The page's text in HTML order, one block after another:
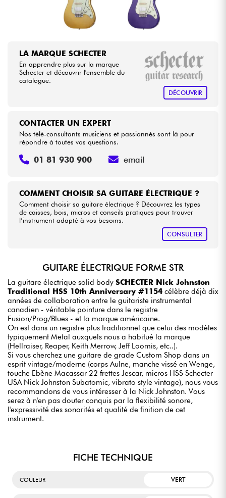
LA MARQUE SCHECTER
En apprendre plus sur la marque
Schecter et découvrir l'ensemble du
catalogue.
DÉCOUVRIR
COMMENT CHOISIR SA GUITARE ÉLECTRIQUE ?
Comment choisir sa guitare électrique ? Découvrez les types
de caisses, bois, micros et conseils pratiques pour trouver
l’instrument adapté à vos besoins.
CONSULTER
CONTACTER UN EXPERT
Nos télé-consultants musiciens et passionnés sont là pour
répondre à toutes vos questions.
01 81 930 900 email
GUITARE ÉLECTRIQUE FORME STR
La guitare électrique solid body SCHECTER Nick Johnston
Traditional HSS 10th Anniversary #1154 célèbre déjà dix
années de collaboration entre le guitariste instrumental
canadien - véritable pointure dans le registre
Fusion/Prog/Blues - et la marque américaine.
On est dans un registre plus traditionnel que celui des modèles
typiquement Metal auxquels nous a habitué la marque
(Hellraiser, Reaper, Keith Merrow, Jeff Loomis, etc..).
Si vous cherchez une guitare de grade Custom Shop dans un
esprit vintage/moderne (corps Aulne, manche vissé en Wenge,
touche Ebène Macassar 22 frettes Jescar, micros HSS Schecter
USA Nick Johnston Subatomic, vibrato style vintage), nous vous
recommandons de vous intéresser à la Nick Johnston. Vous
serez à n'en pas douter conquis par la flexibilité sonore,
l'expressivité des sonorités et qualité de finition de cet
instrument.
FICHE TECHNIQUE
COULEUR VERT